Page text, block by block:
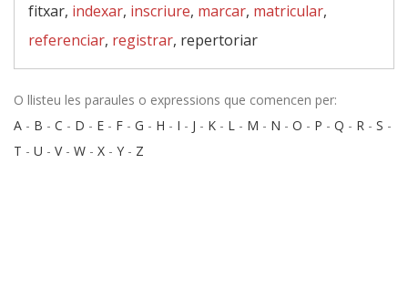
fitxar, indexar, inscriure, marcar, matricular,
referenciar, registrar, repertoriar
O llisteu les paraules o expressions que comencen per:
A - B - C - D - E - F - G - H - I - J - K - L - M - N - O - P - Q - R - S -
T - U - V- W - X - Y - Z